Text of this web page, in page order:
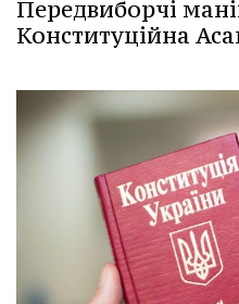
Передвиборчі
Конституційна